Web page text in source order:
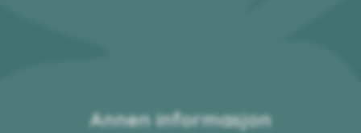
Annen informasjon